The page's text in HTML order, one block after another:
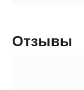
Отзывы